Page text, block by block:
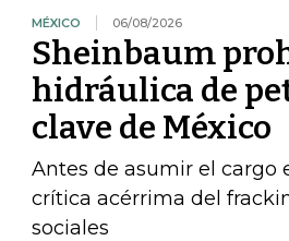
MÉXICO 06/08/2026
Sheinbaum
hidráulica de
clave de México
Antes de asumir el cargo
crítica acérrima del
sociales